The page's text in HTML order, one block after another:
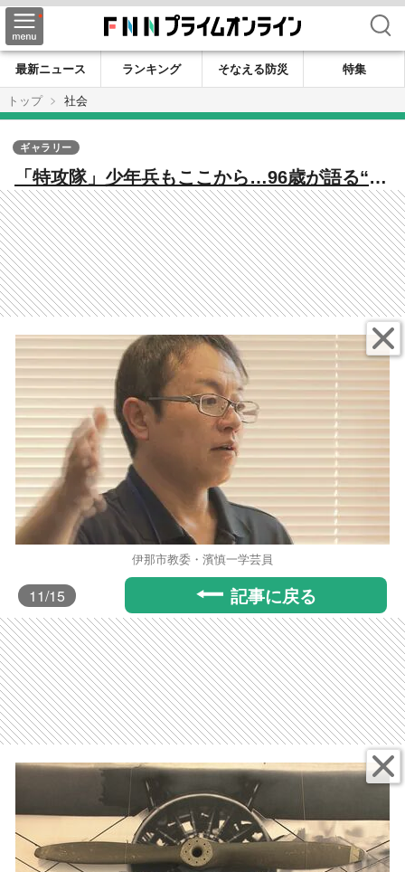
検索
最新ニュース ランキング そなえる防災
特集
トップ
社会
「特攻隊」少年兵もここから…96歳が語る“秘
密の飛行場” 「赤とんぼ」のプロペラなど
次々と新資料が発見 “物言わぬ証言者”次世
代へつなぐ「戦争遺跡」【戦後80年】
ギャラリー
伊那市教委・濱慎一学芸員
11/15 記事に戻る